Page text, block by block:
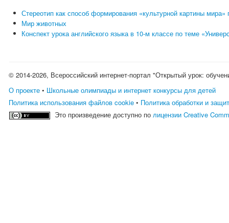
Стереотип как способ формирования «культурной картины
Мир животных
Конспект урока английского языка в 10-м классе по теме
© 2014-2026, Всероссийский интернет-портал "Открытый урок:
О проекте • Школьные олимпиады и интернет конкурсы для детей
Политика использования файлов cookie • Политика обработки и
Это произведение доступно полицензии Creative